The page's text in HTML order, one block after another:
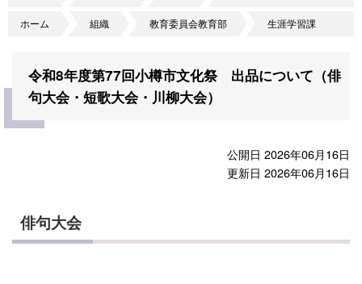
ホーム 組織 教育委員会教育部 生涯学習課
令和8年度第77回小樽市文化祭 出品について（俳
句大会・短歌大会・川柳大会）
公開日 2026年06月16日
更新日 2026年06月16日
俳句大会